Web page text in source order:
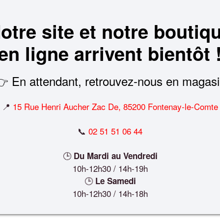
site et notre
ligne arrivent bientôt !
En attendant, retrouvez-nous en
📍 15 Rue Henri Aucher Zac De, 85200 Fontenay-le-Comte
📞 02 51 51 06 44
🕒 Du Mardi au Vendredi
10h-12h30 / 14h-19h
🕒 Le Samedi
10h-12h30 / 14h-18h